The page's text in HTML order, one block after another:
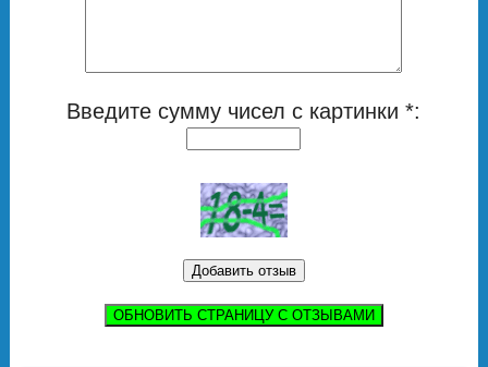
Введите сумму чисел с картинки *:
ОБНОВИТЬ СТРАНИЦУ С ОТЗЫВАМИ